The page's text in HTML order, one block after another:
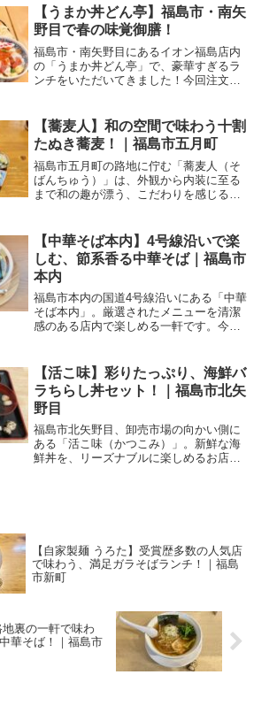
です。今回はランチに「豚の角煮定食」
をいただいてきま...
【うまか丼どん亭】福島市・南矢
野目で春の味覚御膳！
福島市・南矢野目にあるイオン福島店内
の「うまか丼どん亭」で、豪華すぎるラ
ンチをいただいてきました！今回注文し
は思えない内容で「えっ、この値段でい
いの？」と思ってし...
【蕎麦人】和の空間で味わう十割
たぬき蕎麦！｜福島市五月町
福島市五月町の路地に佇む「蕎麦人（そ
ばんちゅう）」は、外観から内装に至る
まで和の趣が漂う、こだわりを感じる蕎
麦。多くのお客さんで賑わう店内で、今
回は「たぬきぶっかけ蕎麦」...
【中華そば本内】4号線沿いで楽
しむ、節系香る中華そば｜福島市
本内
福島市本内の国道4号線沿いにある「中華
そば本内」。厳選されたメニューを清潔
感のある店内で楽しめる一軒です。今回
international readers!Enjoy F...
【活こ味】彩りたっぷり、海鮮バ
ラちらし丼セット！｜福島市北矢
野目
福島市北矢野目、卸売市場の向かい側に
ある「活こ味（かつこみ）」。新鮮な海
鮮丼を、リーズナブルに楽しめるお店で
【自家製麺 うろた】受賞歴多数の人気店
で味わう、満足ガラそばランチ！｜福島
市新町
地裏の一軒で味わ
華そば！｜福島市